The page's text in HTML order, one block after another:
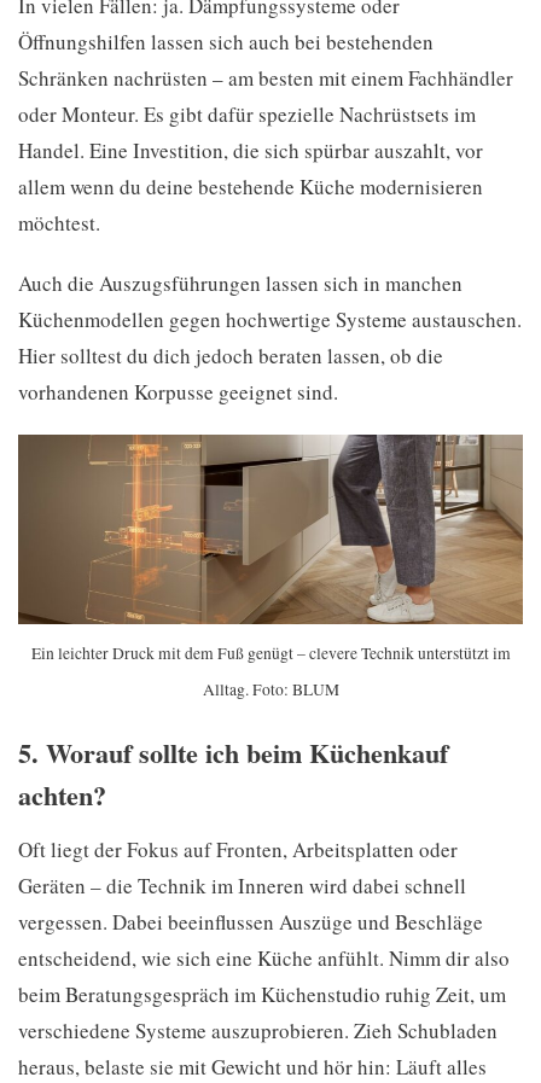
In vielen Fällen: ja. Dämpfungssysteme oder
Öffnungshilfen lassen sich auch bei bestehenden
Schränken nachrüsten – am besten mit einem Fachhändler
oder Monteur. Es gibt dafür spezielle Nachrüstsets im
Handel. Eine Investition, die sich spürbar auszahlt, vor
allem wenn du deine bestehende Küche modernisieren
möchtest.
Auch die Auszugsführungen lassen sich in manchen
Küchenmodellen gegen hochwertige Systeme austauschen.
Hier solltest du dich jedoch beraten lassen, ob die
vorhandenen Korpusse geeignet sind.
Ein leichter Druck mit dem Fuß genügt – clevere Technik unterstützt im
Alltag. Foto: BLUM
5. Worauf sollte ich beim Küchenkauf
achten?
Oft liegt der Fokus auf Fronten, Arbeitsplatten oder
Geräten – die Technik im Inneren wird dabei schnell
vergessen. Dabei beeinflussen Auszüge und Beschläge
entscheidend, wie sich eine Küche anfühlt. Nimm dir also
beim Beratungsgespräch im Küchenstudio ruhig Zeit, um
verschiedene Systeme auszuprobieren. Zieh Schubladen
heraus, belaste sie mit Gewicht und hör hin: Läuft alles